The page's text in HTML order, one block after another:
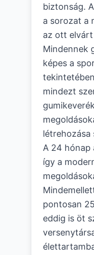
biztonság.
a sorozat a
az ott
Mindennek
képes a
mindezt
létrehozása
A 24 hónap
így a
pontosan
eddig is öt